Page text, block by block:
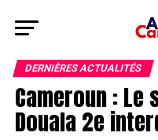
DERNIÈRES ACTUALITÉS
Cameroun :
Douala 2e